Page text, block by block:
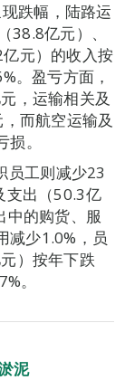
跌幅，陆路运
38.8亿元）、
元）的收入按
。盈亏方面，
，运输相关及
而航空运输及
。
员工则减少23
支出（50.3亿
中的购货、服
减少1.0%，员
）按年下跌
。
泥